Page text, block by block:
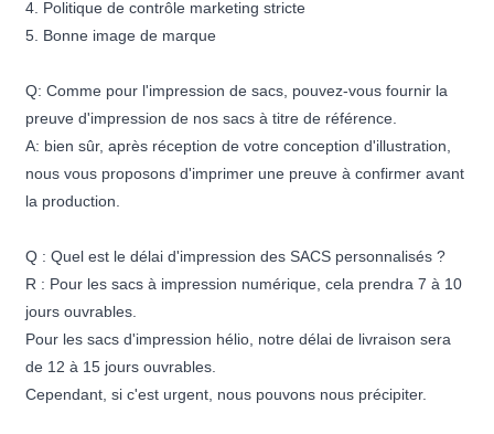
4. Politique de contrôle marketing stricte
5. Bonne image de marque
Q: Comme pour l'impression de sacs, pouvez-vous fournir la
preuve d'impression de nos sacs à titre de référence.
A: bien sûr, après réception de votre conception d'illustration,
nous vous proposons d'imprimer une preuve à confirmer avant
la production.
Q : Quel est le délai d'impression des SACS personnalisés ?
R : Pour les sacs à impression numérique, cela prendra 7 à 10
jours ouvrables.
Pour les sacs d'impression hélio, notre délai de livraison sera
de 12 à 15 jours ouvrables.
Cependant, si c'est urgent, nous pouvons nous précipiter.